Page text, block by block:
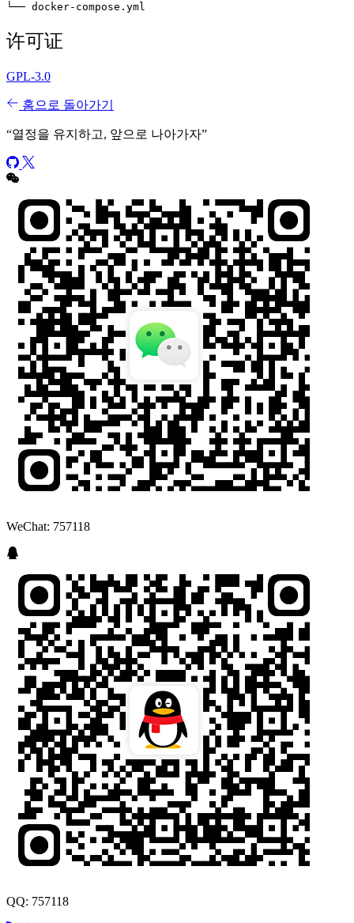
许可证
GPL-3.0
홈으로 돌아가기
“열정을 유지하고, 앞으로 나아가자”
WeChat: 757118
QQ: 757118